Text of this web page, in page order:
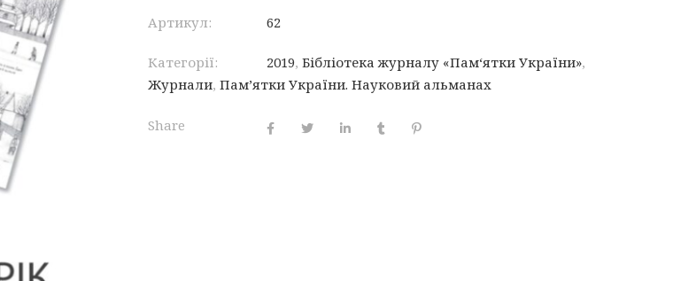
Артикул: 62
Категорії: 2019,Бібліотека журналу «Пам‘ятки України»,
Журнали,Пам’ятки України. Науковий альманах
Share